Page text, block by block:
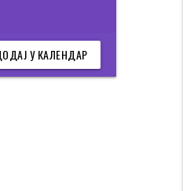
У КАЛЕНДАР